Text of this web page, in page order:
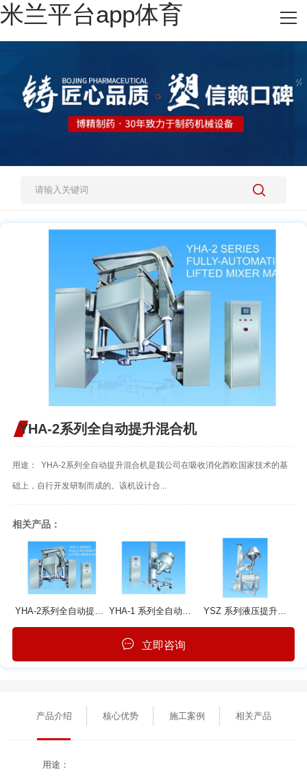
米兰平台app体育
网站米兰平台app体育
施工案例
人才招聘
米兰平台app体育-官方版
YHA-2系列全自动提升混合机
用途： YHA-2系列全自动提升混合机是我公司在吸收消化西欧国家技术的基
础上，自行开发研制而成的。该机设计合...
相关产品：
YSZ 系列液压提升整粒机
立即咨询
产品介绍 核心优势 施工案例 相关产品
用途：